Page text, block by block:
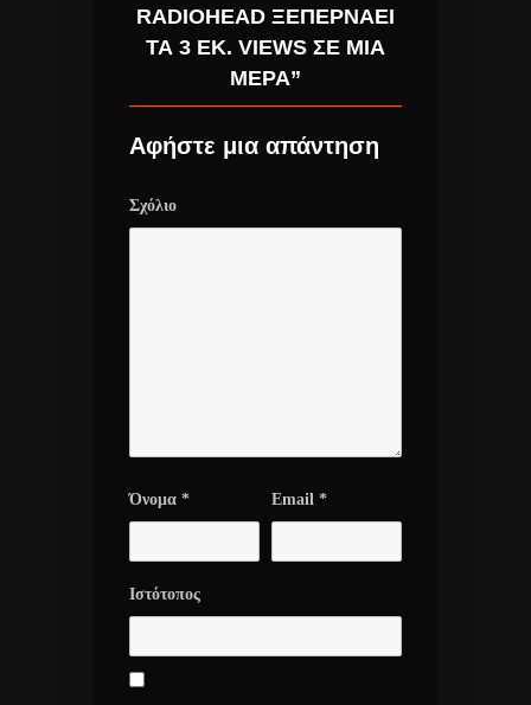
RADIOHEAD ΞΕΠΕΡΝΆΕΙ
ΤΑ 3 ΕΚ. VIEWS ΣΕ ΜΊΑ
ΜΈΡΑ”
Αφήστε μια απάντηση
Σχόλιο
Όνομα * Email *
Ιστότοπος